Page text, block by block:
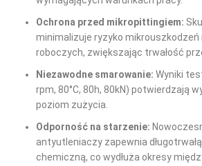
Ochrona przed mikropittingiem:
minimalizuje ryzyko
roboczych, zwiększając trwałość
Niezawodne smarowanie: Wyniki
rpm, 80°C, 80h, 80kN) potwierdzają
poziom zużycia.
Odporność na starzenie:
antyutleniaczy zapewnia
chemiczną, co wydłuża okresy